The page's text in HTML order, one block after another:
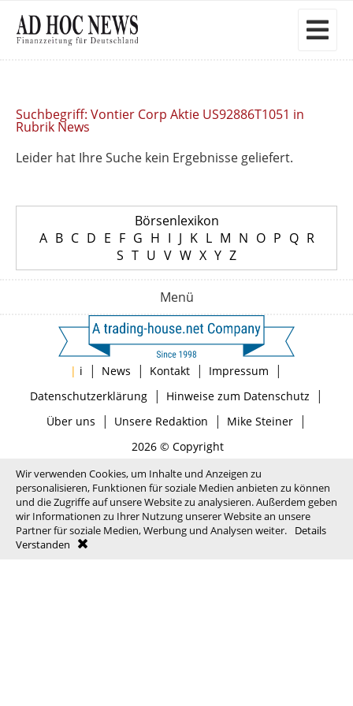
Suchbegriff: Vontier Corp Aktie US92886T1051 in
Rubrik News
Leider hat Ihre Suche kein Ergebnisse geliefert.
Börsenlexikon
A B C D E F G H I J K L M N O P Q R
S T U V W X Y Z
Menü
| i | News | Kontakt | Impressum |
Datenschutzerklärung| Hinweise zum Datenschutz |
Über uns | Unsere Redaktion | Mike Steiner|
2026 © Copyright
Wir verwenden Cookies, um Inhalte und Anzeigen zu
personalisieren, Funktionen für soziale Medien anbieten zu können
und die Zugriffe auf unsere Website zu analysieren. Außerdem geben
wir Informationen zu Ihrer Nutzung unserer Website an unsere
Partner für soziale Medien, Werbung und Analysen weiter.
Details
Verstanden